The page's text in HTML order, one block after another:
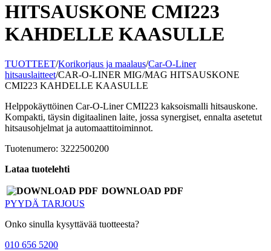
HITSAUSKONE CMI223
KAHDELLE KAASULLE
TUOTTEET/Korikorjaus ja maalaus/Car-O-Liner
hitsauslaitteet/CAR-O-LINER MIG/MAG HITSAUSKONE
CMI223 KAHDELLE KAASULLE
Helppokäyttöinen Car-O-Liner CMI223 kaksoismalli hitsauskone.
Kompakti, täysin digitaalinen laite, jossa synergiset, ennalta asetetut
hitsausohjelmat ja automaattitoiminnot.
Tuotenumero: 3222500200
Lataa tuotelehti
DOWNLOAD PDF
PYYDÄ TARJOUS
Onko sinulla kysyttävää tuotteesta?
010 656 5200